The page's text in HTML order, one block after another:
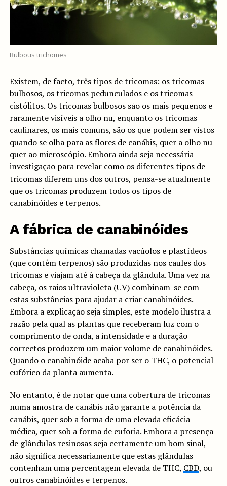
Bulbous trichomes
Existem, de facto, três tipos de tricomas: os tricomas
bulbosos, os tricomas pedunculados e os tricomas
cistólitos. Os tricomas bulbosos são os mais pequenos e
raramente visíveis a olho nu, enquanto os tricomas
caulinares, os mais comuns, são os que podem ser vistos
quando se olha para as flores de canábis, quer a olho nu
quer ao microscópio. Embora ainda seja necessária
investigação para revelar como os diferentes tipos de
tricomas diferem uns dos outros, pensa-se atualmente
que os tricomas produzem todos os tipos de
canabinóides e terpenos.
A fábrica de canabinóides
Substâncias químicas chamadas vacúolos e plastídeos
(que contêm terpenos) são produzidas nos caules dos
tricomas e viajam até à cabeça da glândula. Uma vez na
cabeça, os raios ultravioleta (UV) combinam-se com
estas substâncias para ajudar a criar canabinóides.
Embora a explicação seja simples, este modelo ilustra a
razão pela qual as plantas que receberam luz com o
comprimento de onda, a intensidade e a duração
correctos produzem um maior volume de canabinóides.
Quando o canabinóide acaba por ser o THC, o potencial
eufórico da planta aumenta.
No entanto, é de notar que uma cobertura de tricomas
numa amostra de canábis não garante a potência da
canábis, quer sob a forma de uma elevada eficácia
médica, quer sob a forma de euforia. Embora a presença
de glândulas resinosas seja certamente um bom sinal,
não significa necessariamente que estas glândulas
contenham uma percentagem elevada de THC, CBD, ou
outros canabinóides e terpenos.